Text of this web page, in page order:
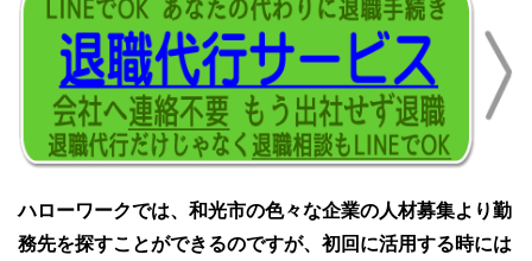
ハローワークでは、和光市の色々な企業の人材募集より勤
務先を探すことができるのですが、初回に活用する時には